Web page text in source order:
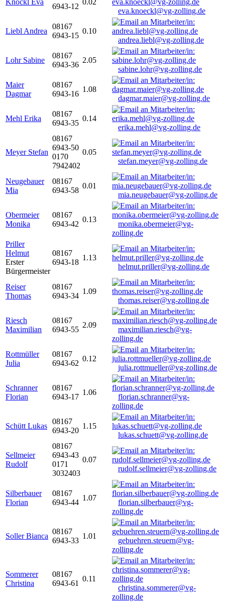
Knöckl Eva
6943-12
0.02
eva.knoeckl@vg-zolling.de
Liebl Andrea
08167
6943-15
0.10
andrea.liebl@vg-zolling.de
Lohr Sabine
08167
6943-36
2.05
sabine.lohr@vg-zolling.de
Maier
Dagmar
08167
6943-16
1.08
dagmar.maier@vg-zolling.de
Mehl Erika
08167
6943-35
0.14
erika.mehl@vg-zolling.de
Meyer Stefan
08167
6943-50
0170
7942402
0.05
stefan.meyer@vg-zolling.de
Neugebauer
Mia
08167
6943-58
0.01
mia.neugebauer@vg-zolling.de
Obermeier
Monika
08167
6943-42
0.13
monika.obermeier@vg-
zolling.de
Priller
Helmut
Erster
Bürgermeister
08167
6943-18
1.13
helmut.priller@vg-zolling.de
Reiser
Thomas
08167
6943-34
1.09
thomas.reiser@vg-zolling.de
Riesch
Maximilian
08167
6943-55
2.09
maximilian.riesch@vg-
zolling.de
Rottmüller
Julia
08167
6943-62
0.12
julia.rottmueller@vg-zolling.de
Schranner
Florian
08167
6943-17
1.06
florian.schranner@vg-
zolling.de
Schütt Lukas
08167
6943-20
1.15
lukas.schuett@vg-zolling.de
Sellmeier
Rudolf
08167
6943-43
0171
3032403
0.07
rudolf.sellmeier@vg-zolling.de
Silberbauer
Florian
08167
6943-44
1.07
florian.silberbauer@vg-
zolling.de
Soller Bianca
08167
6943-33
1.01
gebuehren.steuern@vg-
zolling.de
Sommerer
Christina
08167
6943-61
0.11
christina.sommerer@vg-
zolling.de